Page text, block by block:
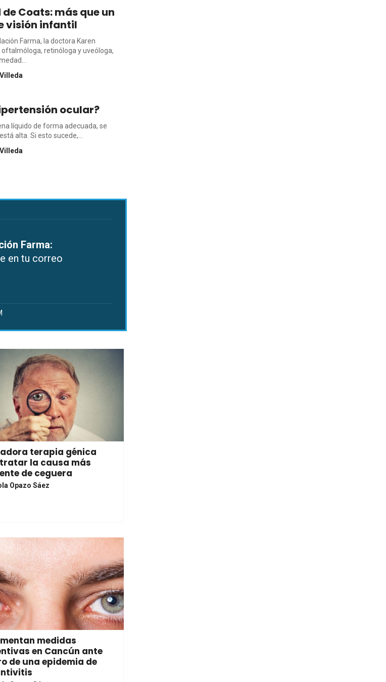
Coats: más que un
visión infantil
Farma, la doctora Karen
oftalmóloga, retinóloga y uveóloga,
ocular?
líquido de forma adecuada, se
alta. Si esto sucede,...
Farma:
en tu correo
terapia génica
la causa más
de ceguera
Opazo Sáez
medidas
en Cancún ante
de una epidemia de